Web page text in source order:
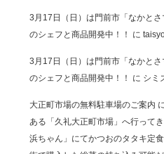
3月17日（日）は門前市「なかとさ
のシェフと商品開発中！！
に
3月17日（日）は門前市「なかとさ
のシェフと商品開発中！！
に シミ
大正町市場の無料駐車場のご案内
ある「久礼大正町市場」へ行って
浜ちゃん」にてかつおのタタキ定